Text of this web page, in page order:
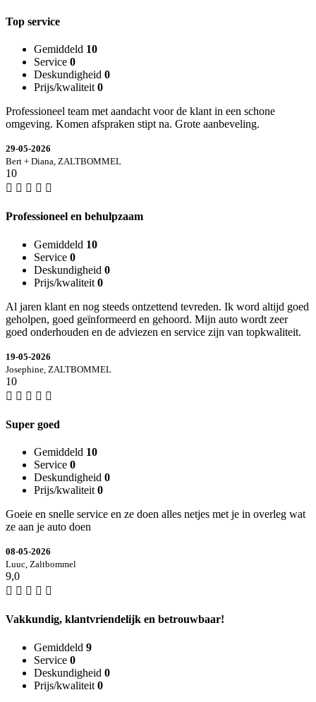
Top service
Gemiddeld 10
Service 0
Deskundigheid 0
Prijs/kwaliteit 0
Professioneel team met aandacht voor de klant in een schone
omgeving. Komen afspraken stipt na. Grote aanbeveling.
29-05-2026
Bert + Diana, ZALTBOMMEL
10
Professioneel en behulpzaam
Gemiddeld 10
Service 0
Deskundigheid 0
Prijs/kwaliteit 0
Al jaren klant en nog steeds ontzettend tevreden. Ik word altijd goed
geholpen, goed geïnformeerd en gehoord. Mijn auto wordt zeer
goed onderhouden en de adviezen en service zijn van topkwaliteit.
19-05-2026
Josephine, ZALTBOMMEL
10
Super goed
Gemiddeld 10
Service 0
Deskundigheid 0
Prijs/kwaliteit 0
Goeie en snelle service en ze doen alles netjes met je in overleg wat
ze aan je auto doen
08-05-2026
Luuc, Zaltbommel
9,0
Vakkundig, klantvriendelijk en betrouwbaar!
Gemiddeld 9
Service 0
Deskundigheid 0
Prijs/kwaliteit 0